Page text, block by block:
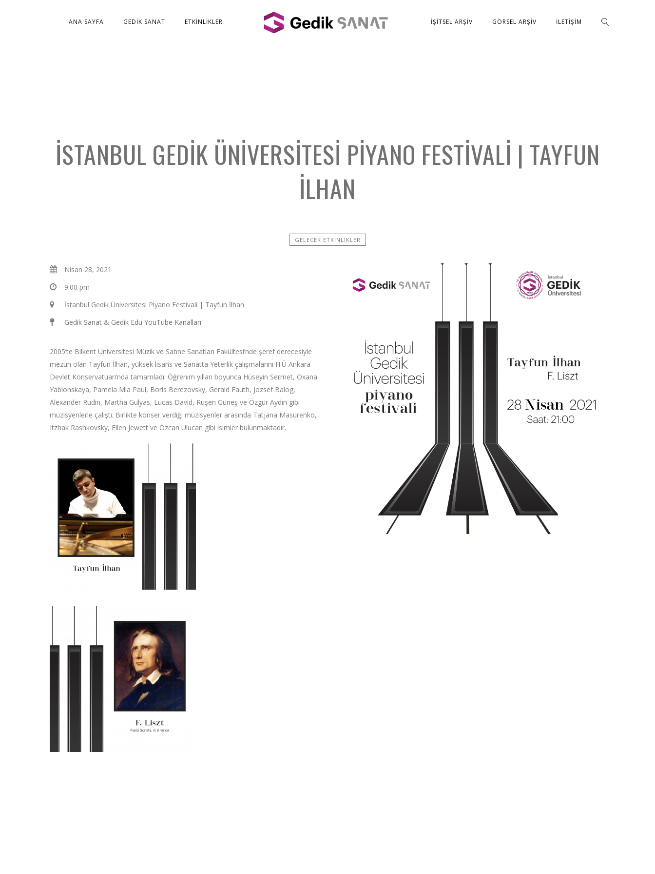
ANA SAYFA GEDIK SANAT ETKINLIKLER İŞITSEL ARŞIV GÖRSEL ARŞIV İLETIŞIM
İSTANBUL GEDIK ÜNIVERSITESI PIYANO FESTIVALI | TAYFUN
İLHAN
GELECEK ETKINLIKLER
Nisan 28, 2021
9:00 pm
İstanbul Gedik Üniversitesi Piyano Festivali | Tayfun İlhan
Gedik Sanat & Gedik Edu YouTube Kanalları
2005’te Bilkent Üniversitesi Müzik ve Sahne Sanatları Fakültesi’nde şeref derecesiyle
mezun olan Tayfun İlhan, yüksek lisans ve Sanatta Yeterlik çalışmalarını H.Ü Ankara
Devlet Konservatuarı’nda tamamladı. Öğrenim yılları boyunca Hüseyin Sermet, Oxana
Yablonskaya, Pamela Mia Paul, Boris Berezovsky, Gerald Fauth, Jozsef Balog,
Alexander Rudin, Martha Gulyas, Lucas David, Ruşen Güneş ve Özgür Aydın gibi
müzisyenlerle çalıştı. Birlikte konser verdiği müzisyenler arasında Tatjana Masurenko,
Itzhak Rashkovsky, Ellen Jewett ve Özcan Ulucan gibi isimler bulunmaktadır.